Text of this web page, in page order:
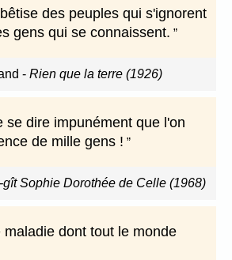
des peuples qui s'ignorent
gens qui se connaissent.
- Rien que la terre (1926)
se dire impunément que l'on
de mille gens !
gît Sophie Dorothée de Celle (1968)
maladie dont tout le monde